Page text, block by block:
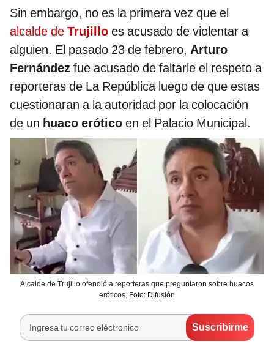
Sin embargo, no es la primera vez que el
alcalde de Trujillo es acusado de violentar a
alguien. El pasado 23 de febrero, Arturo
Fernández fue acusado de faltarle el respeto a
reporteras de La República luego de que estas
cuestionaran a la autoridad por la colocación
de un huaco erótico en el Palacio Municipal.
Alcalde de Trujillo ofendió a reporteras que preguntaron sobre huacos
eróticos. Foto: Difusión